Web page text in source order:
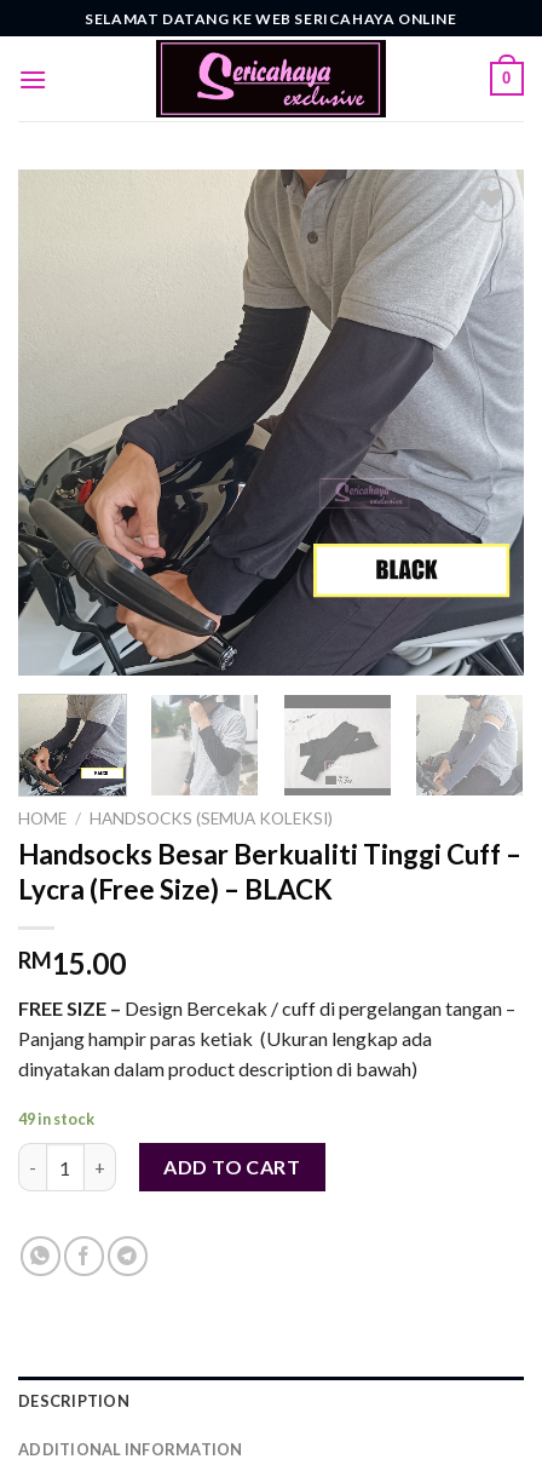
to
content
SELAMAT DATANG KE WEB SERICAHAYA ONLINE
0
Add to
wishlist
HOME / HANDSOCKS (SEMUA KOLEKSI)
Handsocks Besar Berkualiti Tinggi Cuff –
Lycra (Free Size) – BLACK
RM15.00
FREE SIZE – Design Bercekak / cuff di pergelangan tangan –
Panjang hampir paras ketiak (Ukuran lengkap ada
dinyatakan dalam product description di bawah)
49 in stock
Handsocks Besar Berkualiti Tinggi Cuff – Lycra (Free Size) -
ADD TO CART
DESCRIPTION
ADDITIONAL INFORMATION